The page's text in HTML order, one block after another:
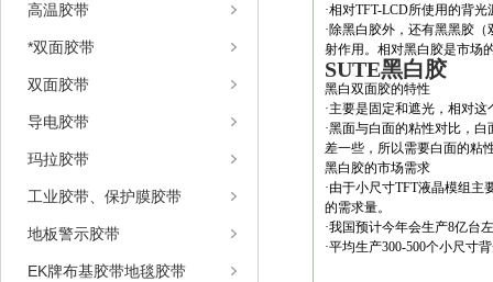
高温胶带
*双面胶带
双面胶带
导电胶带
玛拉胶带
工业胶带、保护膜胶带
地板警示胶带
EK牌布基胶带地毯胶带
·相对TFT-LCD所使用的背
·除黑白胶外，还有黑黑胶
射作用。相对黑白胶是市场
SUTE黑白胶
黑白双面胶的特性
·主要是固定和遮光，相对
·黑面与白面的粘性对比，
差一些，所以需要白面的粘
黑白胶的市场需求
·由于小尺寸TFT液晶模组
的需求量。
·我国预计今年会生产8亿台
·平均生产300-500个小尺寸